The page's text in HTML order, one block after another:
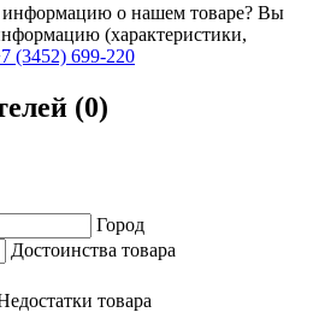
о нашем товаре? Вы
(характеристики,
(3452) 699-220
(0)
Город
Достоинства товара
товара